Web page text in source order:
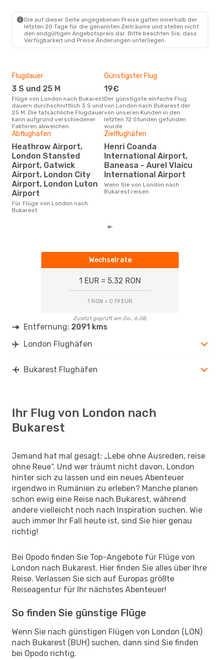
Die auf dieser Seite angegebenen Preise galten innerhalb der
letzten 20 Tage für die genannten Zeiträume und stellen nicht
den endgültigen Angebotspreis dar. Bitte beachten Sie, dass
Verfügbarkeit und Preise Änderungen unterliegen.
Flugdauer
3 S und 25 M
Flüge von London nach Bukarest
dauern durchschnittlich 3 S und
25 M. Die tatsächliche Flugdauer
kann aufgrund verschiedener
Faktoren abweichen.
Günstigster Flug
19€
Der günstigste einfache Flug
von London nach Bukarest der
von unseren Kunden in den
letzten 72 Stunden gefunden
wurde
Abflughäfen
Heathrow Airport,
London Stansted
Airport, Gatwick
Airport, London City
Airport, London Luton
Airport
Für Flüge von London nach
Bukarest
Zielflughäfen
Henri Coanda
International Airport,
Baneasa - Aurel Vlaicu
International Airport
Wenn Sie von London nach
Bukarest reisen
Wechselrate
1 EUR = 5.32 RON
1 RON = 0.19 EUR
Zuletzt geprüft am Do., 6.08.
Entfernung: 2091 kms
London Flughäfen
Bukarest Flughäfen
Ihr Flug von London nach
Bukarest
Jemand hat mal gesagt: „Lebe ohne Ausreden, reise
ohne Reue“. Und wer träumt nicht davon, London
hinter sich zu lassen und ein neues Abenteuer
irgendwo in Rumänien zu erleben? Manche planen
schon ewig eine Reise nach Bukarest, während
andere vielleicht noch nach Inspiration suchen. Wie
auch immer Ihr Fall heute ist, sind Sie hier genau
richtig!
Bei Opodo finden Sie Top-Angebote für Flüge von
London nach Bukarest. Hier finden Sie alles über Ihre
Reise. Verlassen Sie sich auf Europas größte
Reiseagentur für Ihr nächstes Abenteuer!
So finden Sie günstige Flüge
Wenn Sie nach günstigen Flügen von London (LON)
nach Bukarest (BUH) suchen, dann sind Sie finden
bei Opodo richtig.